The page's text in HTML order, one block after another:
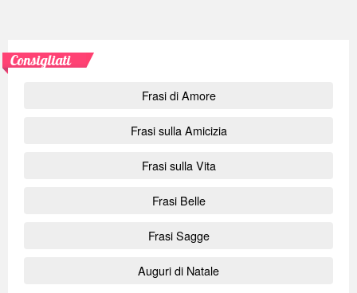
Consigliati
Frasi di Amore
Frasi sulla Amicizia
Frasi sulla Vita
Frasi Belle
Frasi Sagge
Auguri di Natale